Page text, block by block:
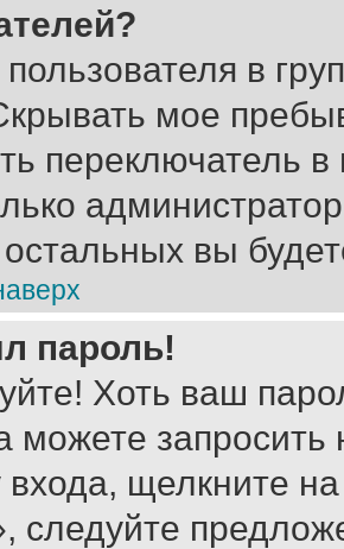
в
мое
переключатель
вы
пароль!
Хоть ваш
можете
входа, щелкните
следуйте